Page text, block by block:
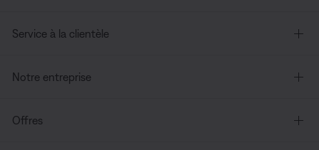
Service à la clientèle
Notre entreprise
Offres